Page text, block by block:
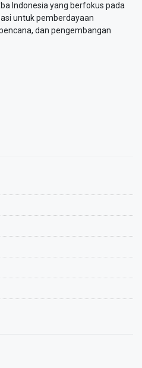
Indonesia yang berfokus pada
untuk pemberdayaan
dan pengembangan